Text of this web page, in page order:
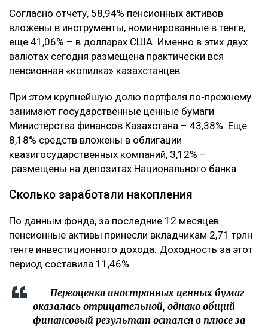
Согласно отчету, 58,94% пенсионных активов
вложены в инструменты, номинированные в тенге,
еще 41,06% – в долларах США. Именно в этих двух
валютах сегодня размещена практически вся
пенсионная «копилка» казахстанцев.
При этом крупнейшую долю портфеля по-прежнему
занимают государственные ценные бумаги
Министерства финансов Казахстана – 43,38%. Еще
8,18% средств вложены в облигации
квазигосударственных компаний, 3,12% –
размещены на депозитах Национального банка.
Сколько заработали накопления
По данным фонда, за последние 12 месяцев
пенсионные активы принесли вкладчикам 2,71 трлн
тенге инвестиционного дохода. Доходность за этот
период составила 11,46%.
– Переоценка иностранных ценных бумаг
оказалась отрицательной, однако общий
финансовый результат остался в плюсе за